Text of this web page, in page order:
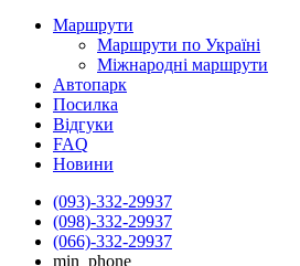
Маршрути
Маршрути по Україні
Міжнародні маршрути
Автопарк
Посилка
Відгуки
FAQ
Новини
(093)-332-29937
(098)-332-29937
(066)-332-29937
min_phone